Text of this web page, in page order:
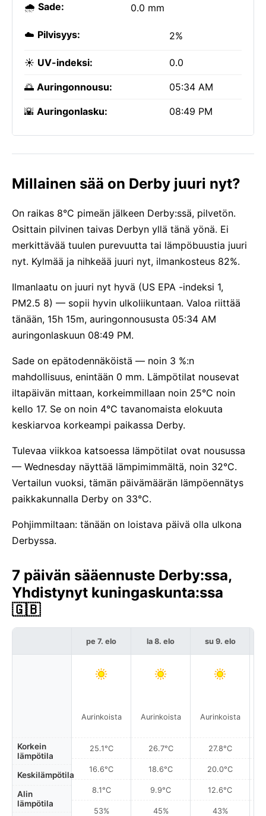
🌧️ Sade: 0.0 mm
☁️ Pilvisyys: 2%
☀️ UV-indeksi: 0.0
🌅 Auringonnousu: 05:34 AM
🌇 Auringonlasku: 08:49 PM
Millainen sää on Derby juuri nyt?
On raikas 8°C pimeän jälkeen Derby:ssä, pilvetön.
Osittain pilvinen taivas Derbyn yllä tänä yönä. Ei
merkittävää tuulen purevuutta tai lämpöbuustia juuri
nyt. Kylmää ja nihkeää juuri nyt, ilmankosteus 82%.
Ilmanlaatu on juuri nyt hyvä (US EPA -indeksi 1,
PM2.5 8) — sopii hyvin ulkoliikuntaan. Valoa riittää
tänään, 15h 15m, auringonnoususta 05:34 AM
auringonlaskuun 08:49 PM.
Sade on epätodennäköistä — noin 3 %:n
mahdollisuus, enintään 0 mm. Lämpötilat nousevat
iltapäivän mittaan, korkeimmillaan noin 25°C noin
kello 17. Se on noin 4°C tavanomaista elokuuta
keskiarvoa korkeampi paikassa Derby.
Tulevaa viikkoa katsoessa lämpötilat ovat nousussa
— Wednesday näyttää lämpimimmältä, noin 32°C.
Vertailun vuoksi, tämän päivämäärän lämpöennätys
paikkakunnalla Derby on 33°C.
Pohjimmiltaan: tänään on loistava päivä olla ulkona
Derbyssa.
7 päivän sääennuste Derby:ssa,
Yhdistynyt kuningaskunta:ssa
🇬🇧
Korkein
lämpötila
Keskilämpötila
Alin
lämpötila
pe 7. elo
Aurinkoista
25.1°C
16.6°C
8.1°C
53%
la 8. elo
Aurinkoista
26.7°C
18.6°C
9.9°C
45%
su 9. elo
Aurinkoista
27.8°C
20.0°C
12.6°C
43%